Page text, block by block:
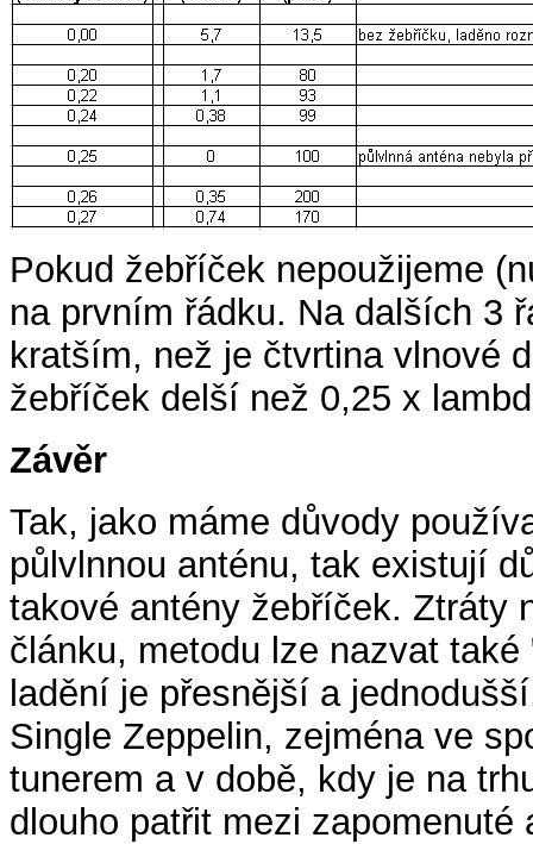
Pokud žebříček nepoužijeme
na prvním řádku. Na dalších 3
kratším, než je čtvrtina vlnové
žebříček delší než 0,25 x
Závěr
Tak, jako máme důvody
půlvlnnou anténu, tak existují
takové antény žebříček. Ztráty
článku, metodu lze nazvat
ladění je přesnější a
Single Zeppelin, zejména ve
tunerem a v době, kdy je na
dlouho patřit mezi zapomenuté